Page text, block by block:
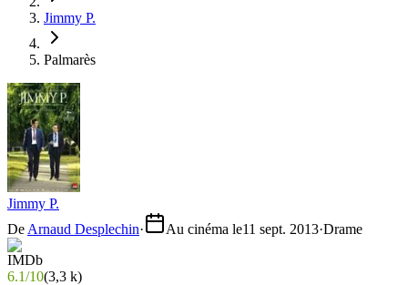
Jimmy P.
Palmarès
Jimmy P.
De Arnaud Desplechin· Au cinéma le11 sept. 2013·Drame
6.1/10(3,3 k)